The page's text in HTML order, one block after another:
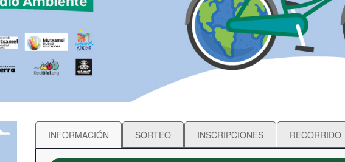
INFORMACIÓN SORTEO INSCRIPCIONES RECORRIDO